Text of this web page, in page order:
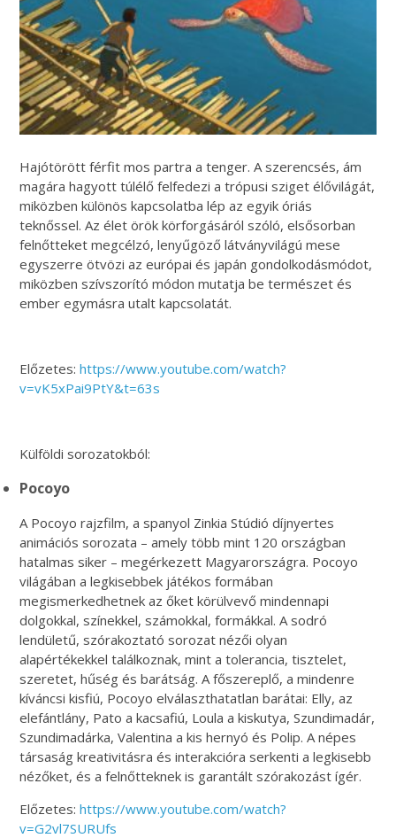
Hajótörött férfit mos partra a tenger. A szerencsés, ám
magára hagyott túlélő felfedezi a trópusi sziget élővilágát,
miközben különös kapcsolatba lép az egyik óriás
teknőssel. Az élet örök körforgásáról szóló, elsősorban
felnőtteket megcélzó, lenyűgöző látványvilágú mese
egyszerre ötvözi az európai és japán gondolkodásmódot,
miközben szívszorító módon mutatja be természet és
ember egymásra utalt kapcsolatát.
Előzetes:https://www.youtube.com/watch?
v=vK5xPai9PtY&t=63s
Külföldi sorozatokból:
Pocoyo
A Pocoyo rajzfilm, a spanyol Zinkia Stúdió díjnyertes
animációs sorozata – amely több mint 120 országban
hatalmas siker – megérkezett Magyarországra. Pocoyo
világában a legkisebbek játékos formában
megismerkedhetnek az őket körülvevő mindennapi
dolgokkal, színekkel, számokkal, formákkal. A sodró
lendületű, szórakoztató sorozat nézői olyan
alapértékekkel találkoznak, mint a tolerancia, tisztelet,
szeretet, hűség és barátság. A főszereplő, a mindenre
kíváncsi kisfiú, Pocoyo elválaszthatatlan barátai: Elly, az
elefántlány, Pato a kacsafiú, Loula a kiskutya, Szundimadár,
Szundimadárka, Valentina a kis hernyó és Polip. A népes
társaság kreativitásra és interakcióra serkenti a legkisebb
nézőket, és a felnőtteknek is garantált szórakozást ígér.
Előzetes:https://www.youtube.com/watch?
v=G2vl7SURUfs